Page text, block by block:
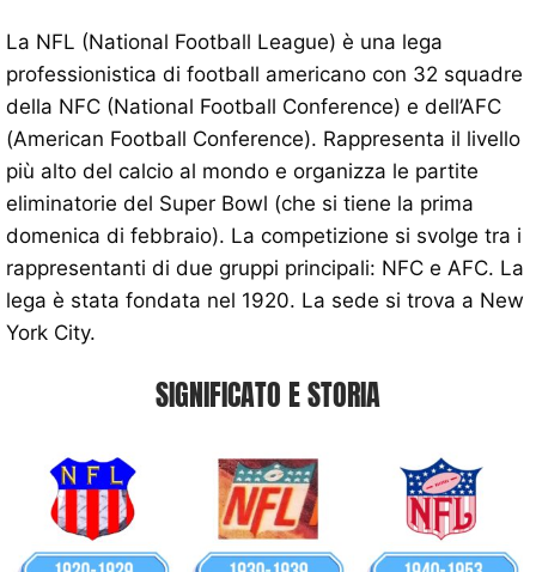
La NFL (National Football League) è una lega
professionistica di football americano con 32 squadre
della NFC (National Football Conference) e dell’AFC
(American Football Conference). Rappresenta il livello
più alto del calcio al mondo e organizza le partite
eliminatorie del Super Bowl (che si tiene la prima
domenica di febbraio). La competizione si svolge tra i
rappresentanti di due gruppi principali: NFC e AFC. La
lega è stata fondata nel 1920. La sede si trova a New
York City.
SIGNIFICATO E STORIA